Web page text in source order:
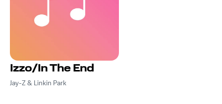
Izzo/In The End
Jay-Z & Linkin Park